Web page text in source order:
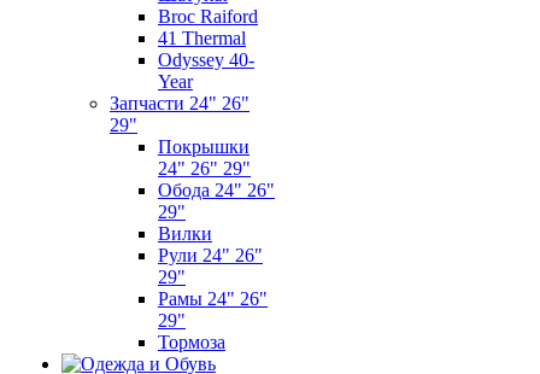
Broc Raiford
41 Thermal
Odyssey 40-
Year
Запчасти 24" 26"
29"
Покрышки
24" 26" 29"
Обода 24" 26"
29"
Вилки
Рули 24" 26"
29"
Рамы 24" 26"
29"
Тормоза